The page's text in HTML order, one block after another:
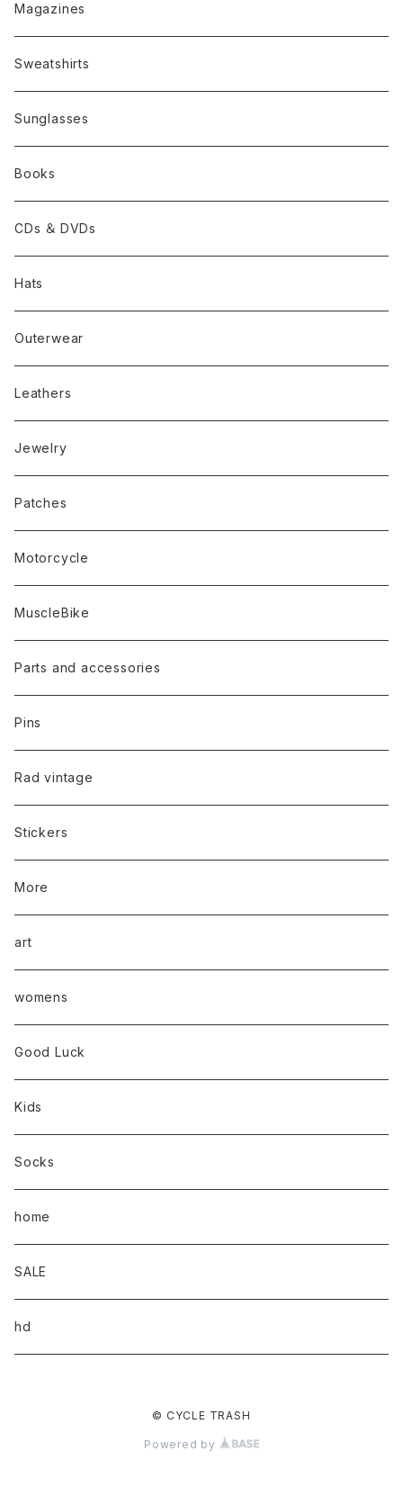
Magazines
Sweatshirts
Sunglasses
Books
CDs ＆ DVDs
Hats
Outerwear
Leathers
Jewelry
Patches
Motorcycle
MuscleBike
Parts and accessories
Pins
Rad vintage
Stickers
More
art
womens
Good Luck
Kids
Socks
home
SALE
hd
© CYCLE TRASH
Powered by